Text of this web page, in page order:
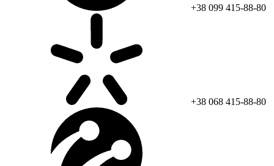
+38 099 415-88-80
+38 068 415-88-80